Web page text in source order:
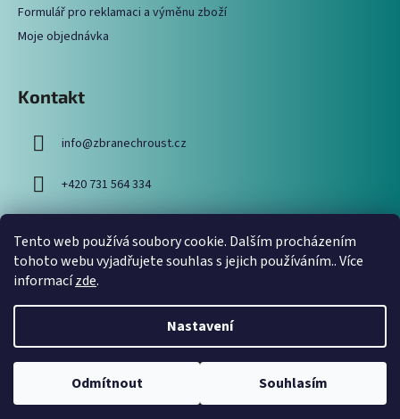
Tento web používá soubory cookie. Dalším procházením
tohoto webu vyjadřujete souhlas s jejich používáním.. Více
informacízde.
Nastavení
Odmítnout Souhlasím
Formulář pro reklamaci a výměnu zboží
Moje objednávka
Kontakt
info@zbranechroust.cz
+420 731 564 334
Vyhledávání
HLEDAT
Copyright 2026Zbraně Chroust. Všechna práva vyhrazena.